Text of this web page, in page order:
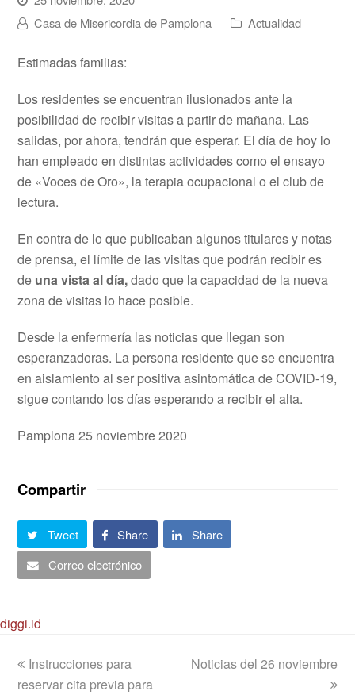
Casa de Misericordia de Pamplona
Actualidad
Estimadas familias:
Los residentes se encuentran ilusionados ante la
posibilidad de recibir visitas a partir de mañana. Las
salidas, por ahora, tendrán que esperar. El día de hoy lo
han empleado en distintas actividades como el ensayo
de «Voces de Oro», la terapia ocupacional o el club de
lectura.
En contra de lo que publicaban algunos titulares y notas
de prensa, el límite de las visitas que podrán recibir es
de una vista al día,dado que la capacidad de la nueva
zona de visitas lo hace posible.
Desde la enfermería las noticias que llegan son
esperanzadoras. La persona residente que se encuentra
en aislamiento al ser positiva asintomática de COVID-19,
sigue contando los días esperando a recibir el alta.
Pamplona 25 noviembre 2020
Compartir
Tweet Share
Share
Correo electrónico
diggi.id
previous
post:
Instrucciones para
reservar cita previa para
next
Noticias del 26 noviembre